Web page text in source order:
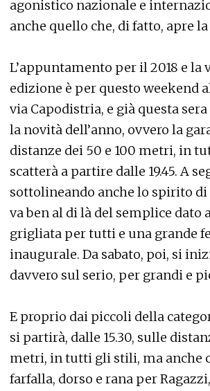
agonistico nazionale e
anche quello che, di fatto, apre
L’appuntamento per il 2018 e la
edizione è per questo weekend
via Capodistria, e già questa
la novità dell’anno, ovvero la
distanze dei 50 e 100 metri, in
scatterà a partire dalle 19.45. A
sottolineando anche lo spirito di
va ben al di là del semplice dato
grigliata per tutti e una grande
inaugurale. Da sabato, poi, si
davvero sul serio, per grandi e
E proprio dai piccoli della
si partirà, dalle 15.30, sulle
metri, in tutti gli stili, ma anche
farfalla, dorso e rana per